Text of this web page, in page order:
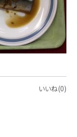
いいね(0)